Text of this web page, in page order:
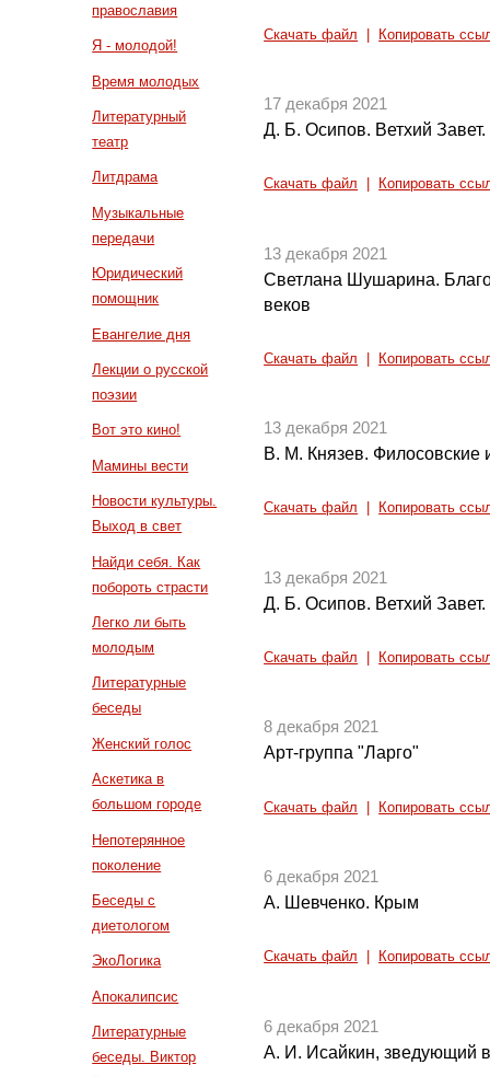
православия
Я - молодой!
Время молодых
Литературный
театр
Литдрама
Музыкальные
передачи
Юридический
помощник
Евангелие дня
Лекции о русской
поэзии
Вот это кино!
Мамины вести
Новости культуры.
Выход в свет
Найди себя. Как
побороть страсти
Легко ли быть
молодым
Литературные
беседы
Женский голос
Аскетика в
большом городе
Непотерянное
поколение
Беседы с
диетологом
ЭкоЛогика
Апокалипсис
Литературные
беседы. Виктор
Скачать файл Копировать
17 декабря 2021
Д. Б. Осипов. Ветхий
Скачать файл Копировать
13 декабря 2021
Светлана Шушарина.
веков
Скачать файл Копировать
13 декабря 2021
В. М. Князев. Филосовские
Скачать файл Копировать
13 декабря 2021
Д. Б. Осипов. Ветхий
Скачать файл Копировать
8 декабря 2021
Арт-группа "Ларго"
Скачать файл Копировать
6 декабря 2021
А. Шевченко. Крым
Скачать файл Копировать
6 декабря 2021
А. И. Исайкин, зведующий